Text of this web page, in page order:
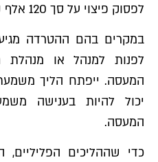
לפסוק פיצוי על סך 120 אלף שקלים ללא הוכחת נזק.
במקרים בהם ההטרדה
לפנות למנהל או מנהלת
המעסה. ייפתח הליך
יכול להיות בענישה
המעסה.
כדי שההליכים הפליליים,